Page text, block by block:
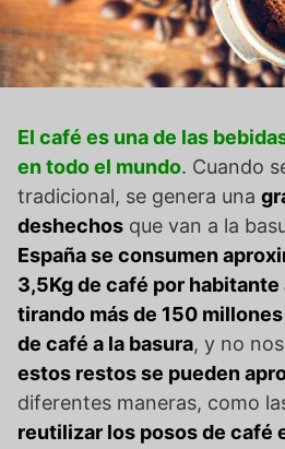
El café es una de las
en todo el mundo. Cuando
tradicional, se genera una
deshechos que van a la
España se consumen
3,5Kg de café por habitante
tirando más de 150
de café a la basura, y no
estos restos se pueden
diferentes maneras, como
reutilizar los posos de café